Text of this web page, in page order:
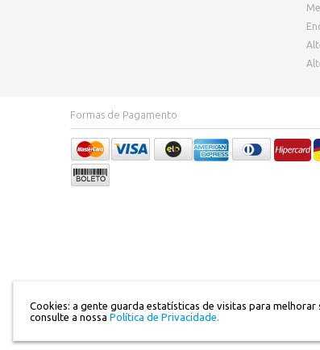
Cookies: a gente guarda estatísticas de visitas para
consulte a nossa Política de Privacidade.
Formas de Pagamento